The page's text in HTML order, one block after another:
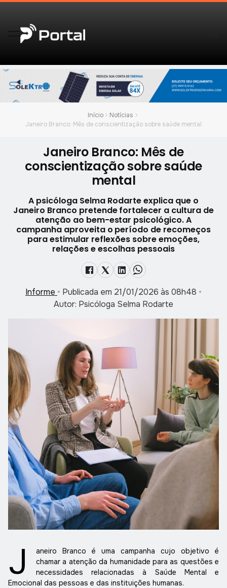
Início
Notícias
Janeiro Branco: Mês de conscientização sobre saúde mental
Janeiro Branco: Mês de
conscientização sobre saúde
mental
A psicóloga Selma Rodarte explica que o
Janeiro Branco pretende fortalecer a cultura de
atenção ao bem-estar psicológico. A
campanha aproveita o período de recomeços
para estimular reflexões sobre emoções,
relações e escolhas pessoais
Informe • Publicada em 21/01/2026 às 08h48 •
Autor: Psicóloga Selma Rodarte
J
aneiro Branco é uma campanha cujo objetivo é
chamar a atenção da humanidade para as questões e
necessidades relacionadas à Saúde Mental e
Emocional das pessoas e das instituições humanas.